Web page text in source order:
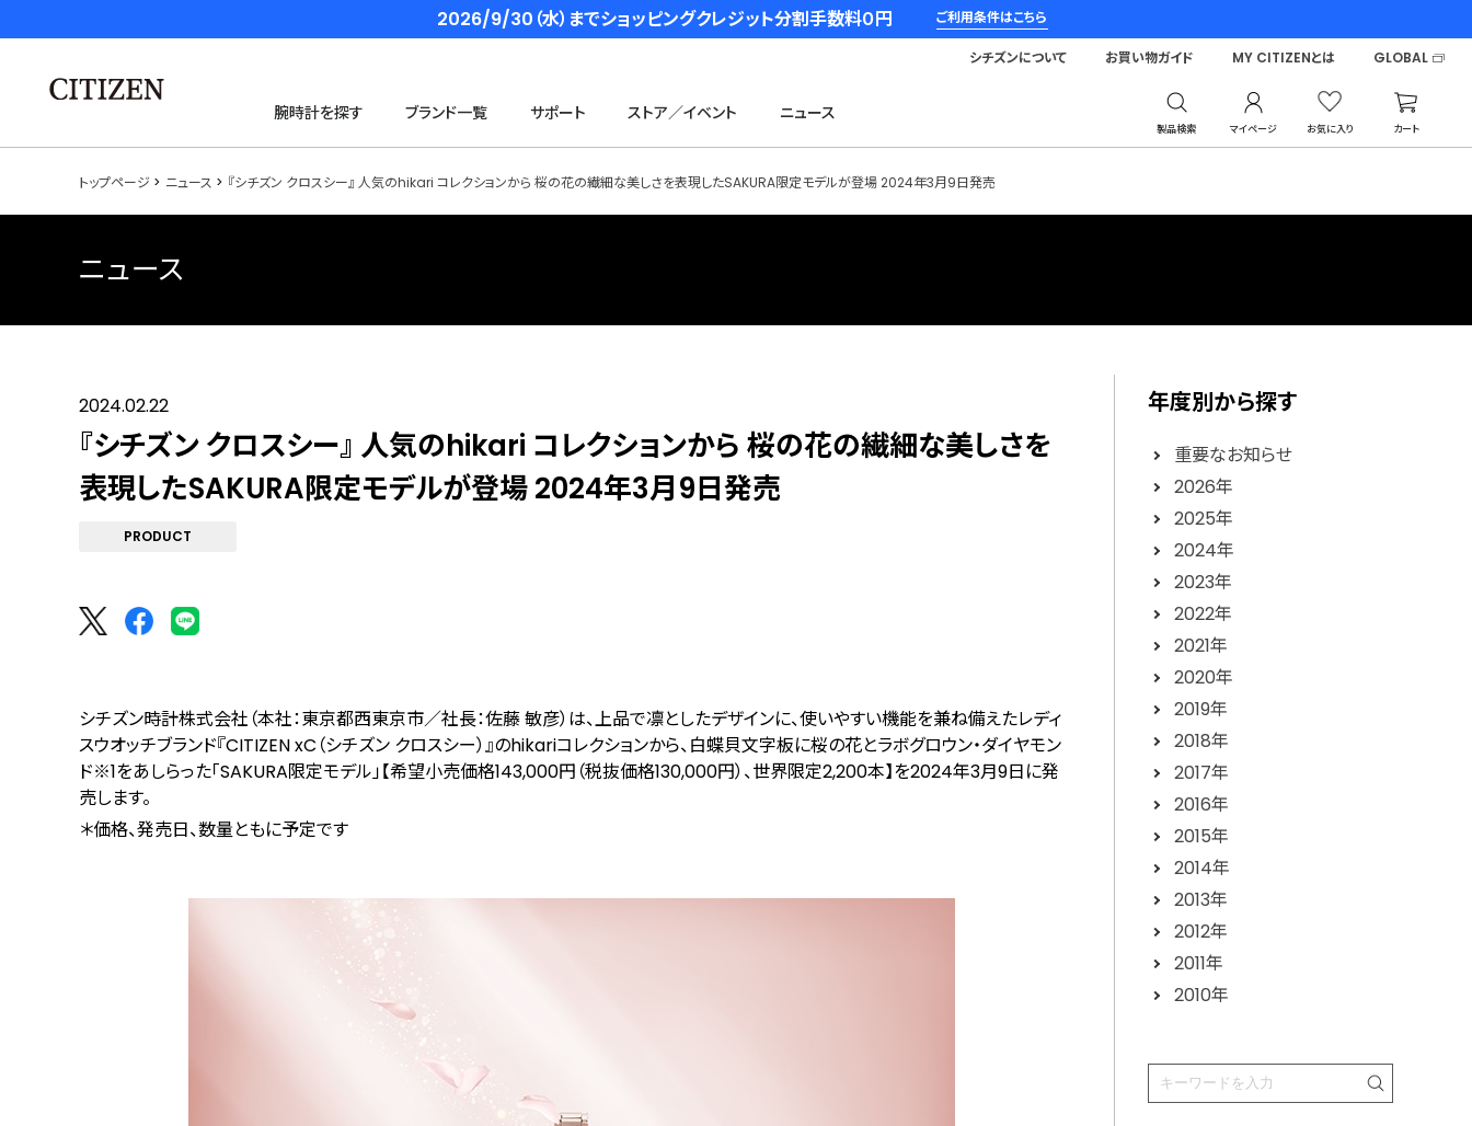
2026/9/30（水）までショッピングクレジット分割手数料０円 ご利用条件はこちら
腕時計を探す ブランド一覧 サポート ストア／イベント ニュース
製品検索 マイページ お気に入り カート
シチズンについて お買い物ガイド MY CITIZENとは GLOBAL
トップページ ニュース 『シチズン クロスシー』 人気のhikari コレクションから 桜の花の繊細な美しさを表現したSAKURA限定モデルが登場 2024年3月9日発売
ニュース
2024.02.22
『シチズン クロスシー』 人気のhikari コレクションから 桜の花の繊細な美しさを
表現したSAKURA限定モデルが登場 2024年3月9日発売
PRODUCT
シチズン時計株式会社（本社：東京都西東京市／社長：佐藤 敏彦）は、上品で凛としたデザインに、使いやすい機能を兼ね備えたレディ
スウオッチブランド『CITIZEN xC（シチズン クロスシー）』のhikariコレクションから、白蝶貝文字板に桜の花とラボグロウン・ダイヤモン
ド※1をあしらった「SAKURA限定モデル」【希望⼩売価格143,000円（税抜価格130,000円）、世界限定2,200本】を2024年3⽉9⽇に発
売します。
＊価格、発売日、数量ともに予定です
年度別から探す
重要なお知らせ
2026年
2025年
2024年
2023年
2022年
2021年
2020年
2019年
2018年
2017年
2016年
2015年
2014年
2013年
2012年
2011年
2010年